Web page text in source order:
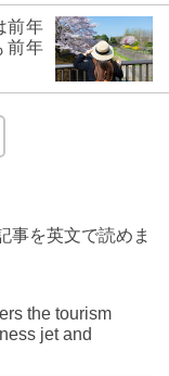
前年
前年
事を英文で読めま
the tourism
jet and